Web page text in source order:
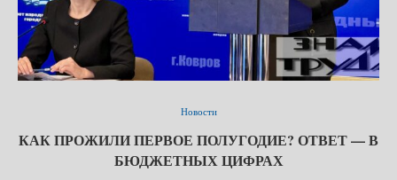
Новости
КАК ПРОЖИЛИ ПЕРВОЕ ПОЛУГОДИЕ? ОТВЕТ — В
БЮДЖЕТНЫХ ЦИФРАХ